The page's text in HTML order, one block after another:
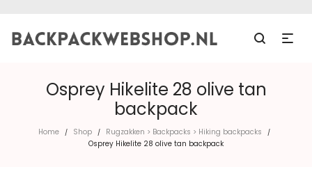
Osprey Hikelite 28 olive tan
backpack
Home / Shop / Rugzakken > Backpacks > Hiking backpacks /
Osprey Hikelite 28 olive tan backpack